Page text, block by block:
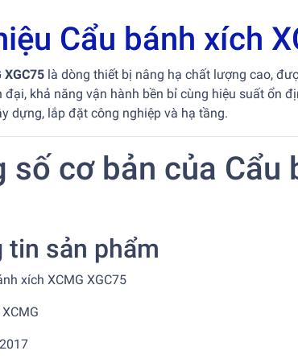
Cẩu bánh xích
XGC75 là dòng thiết bị nâng hạ chất lượng cao,
đại, khả năng vận hành bền bỉ cùng hiệu suất ổn
dựng, lắp đặt công nghiệp và hạ tầng.
số cơ bản của Cẩu
tin sản phẩm
xích XCMG XGC75
XCMG